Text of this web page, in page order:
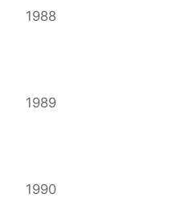
1988
1989
1990